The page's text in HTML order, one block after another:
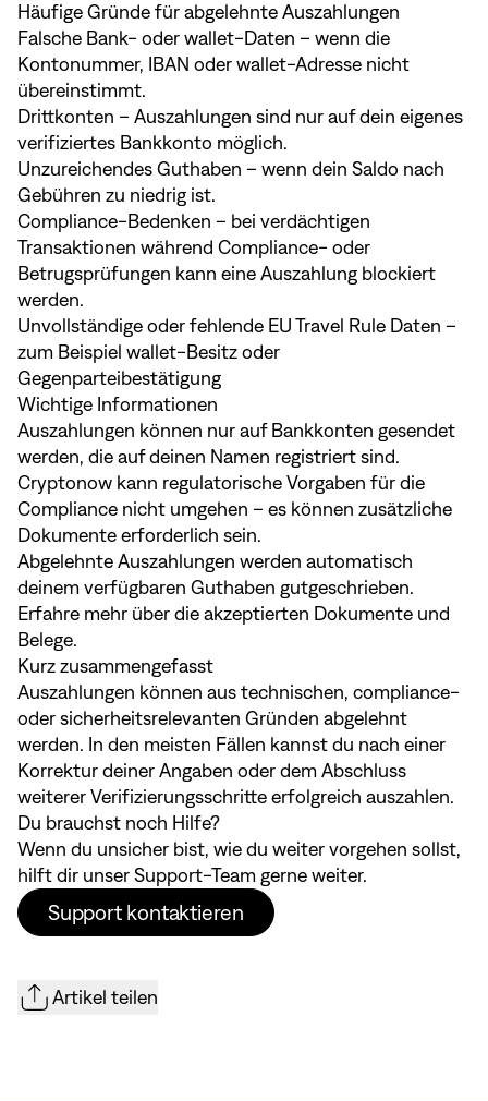
Häufige Gründe für abgelehnte Auszahlungen
Falsche Bank- oder wallet-Daten – wenn die
Kontonummer, IBAN oder wallet-Adresse nicht
übereinstimmt.
Drittkonten – Auszahlungen sind nur auf dein eigenes
verifiziertes Bankkonto möglich.
Unzureichendes Guthaben – wenn dein Saldo nach
Gebühren zu niedrig ist.
Compliance-Bedenken – bei verdächtigen
Transaktionen während Compliance- oder
Betrugsprüfungen kann eine Auszahlung blockiert
werden.
Unvollständige oder fehlende EU Travel Rule Daten –
zum Beispiel wallet-Besitz oder
Gegenparteibestätigung
Wichtige Informationen
Auszahlungen können nur auf Bankkonten gesendet
werden, die auf deinen Namen registriert sind.
Cryptonow kann regulatorische Vorgaben für die
Compliance nicht umgehen – es können zusätzliche
Dokumente erforderlich sein.
Abgelehnte Auszahlungen werden automatisch
deinem verfügbaren Guthaben gutgeschrieben.
Erfahre mehr über die akzeptierten Dokumente und
Belege.
Kurz zusammengefasst
Auszahlungen können aus technischen, compliance-
oder sicherheitsrelevanten Gründen abgelehnt
werden. In den meisten Fällen kannst du nach einer
Korrektur deiner Angaben oder dem Abschluss
weiterer Verifizierungsschritte erfolgreich auszahlen.
Du brauchst noch Hilfe?
Wenn du unsicher bist, wie du weiter vorgehen sollst,
hilft dir unser Support-Team gerne weiter.
Support kontaktieren
Artikel teilen